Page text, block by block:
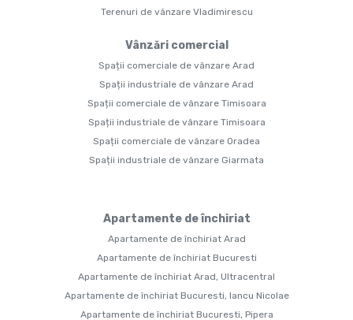
Terenuri de vânzare Vladimirescu
Vânzări comercial
Spații comerciale de vânzare Arad
Spații industriale de vânzare Arad
Spații comerciale de vânzare Timisoara
Spații industriale de vânzare Timisoara
Spații comerciale de vânzare Oradea
Spații industriale de vânzare Giarmata
Apartamente de închiriat
Apartamente de închiriat Arad
Apartamente de închiriat Bucuresti
Apartamente de închiriat Arad, Ultracentral
Apartamente de închiriat Bucuresti, Iancu Nicolae
Apartamente de închiriat Bucuresti, Pipera